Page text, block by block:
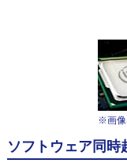
※画像
ソフトウェア同時